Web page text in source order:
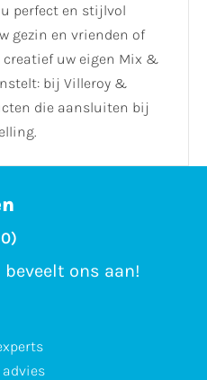
perfect en stijlvol
gezin en vrienden of
creatief uw eigen Mix &
bij Villeroy &
die aansluiten bij
ons aan!